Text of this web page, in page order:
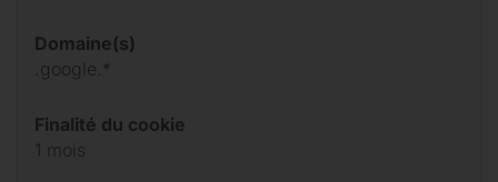
Domaine(s)
.google.*
Finalité du cookie
1 mois